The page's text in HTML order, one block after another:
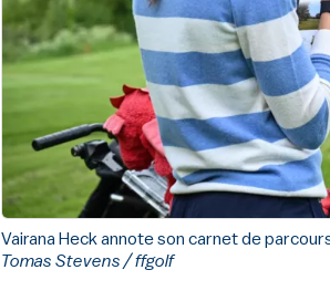
Vairana Heck annote son carnet de
Tomas Stevens / ffgolf